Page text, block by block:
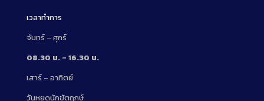
เวลาทำการ
จันทร์ – ศุกร์
08.30 น. – 16.30 น.
เสาร์ – อาทิตย์
วันหยุดนักขัตฤกษ์